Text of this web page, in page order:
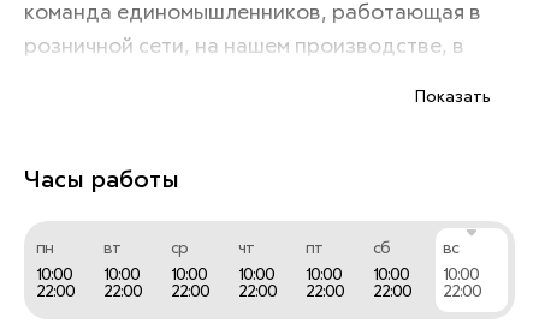
команда единомышленников, работающая в
розничной сети, на нашем производстве, в
Наше знакомство – это надолго!
Показать
Часы работы
пн
10:00
22:00
вт
10:00
22:00
ср
10:00
22:00
чт
10:00
22:00
пт
10:00
22:00
сб
10:00
22:00
вс
10:00
22:00